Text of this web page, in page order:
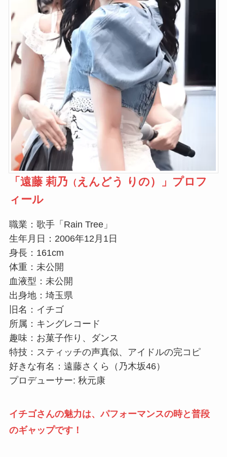
「 遠藤 莉乃 （ えんどう りの）」プロフ
ィール
職業：歌手「Rain Tree」
生年月日：2006年12月1日
身長：161cm
体重：未公開
血液型：未公開
出身地：埼玉県
旧名：イチゴ
所属：キングレコード
趣味：お菓子作り、ダンス
特技：スティッチの声真似、アイドルの完コピ
好きな有名：遠藤さくら（乃木坂46）
プロデューサー: 秋元康
イチゴさんの魅力は、パフォーマンスの時と普段
のギャップです！